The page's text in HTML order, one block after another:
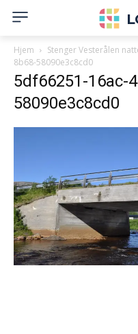
Hjem Stenger Vesterålen
8b68-58090e3c8cd0
5df66251-16ac-
58090e3c8cd0